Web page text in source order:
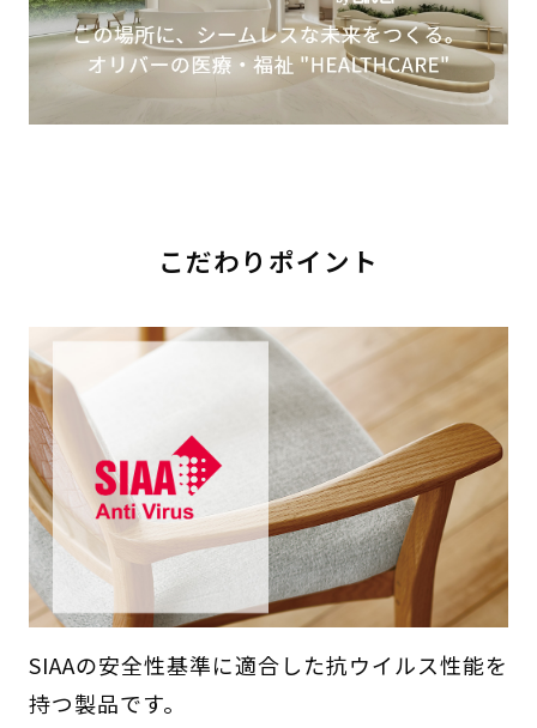
こだわりポイント
SIAAの安全性基準に適合した抗ウイルス性能を
持つ製品です。